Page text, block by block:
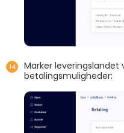
Marker
betalingsmuligheder: